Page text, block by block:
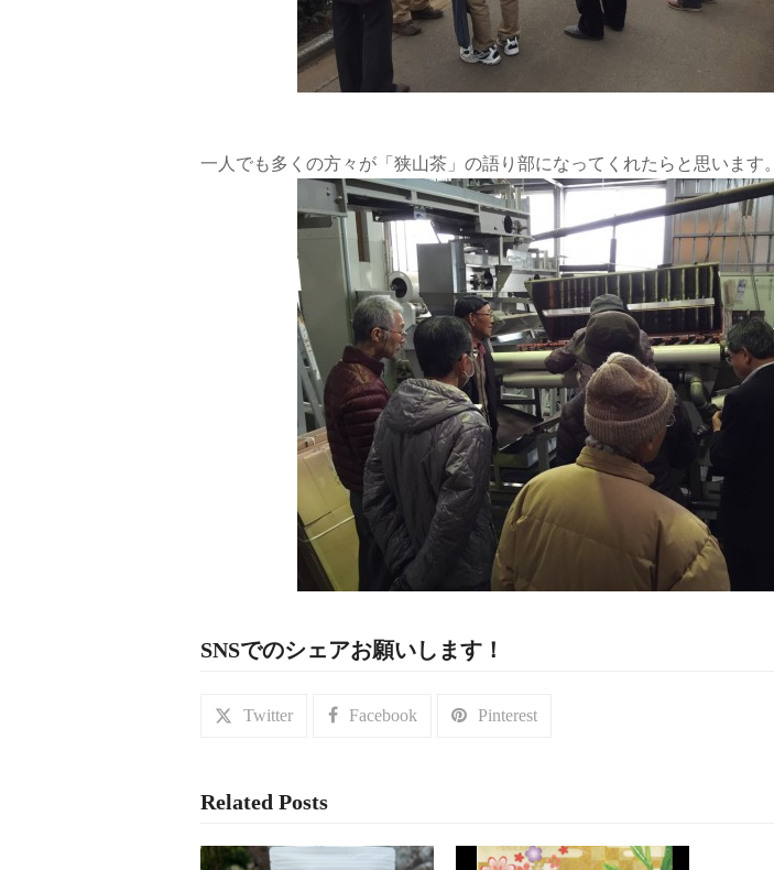
一人でも多くの方々が「狭山茶」の語り部になってくれたらと思います。
SNSでのシェアお願いします！
Twitter Facebook Pinterest
Related Posts